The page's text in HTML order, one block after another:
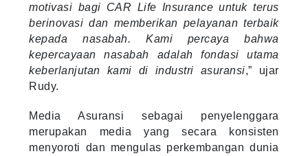
motivasi bagi CAR Life Insurance untuk terus
berinovasi dan memberikan pelayanan terbaik
kepada nasabah. Kami percaya bahwa
kepercayaan nasabah adalah fondasi utama
keberlanjutan kami di industri asuransi,” ujar
Rudy.
Media Asuransi sebagai penyelenggara
merupakan media yang secara konsisten
menyoroti dan mengulas perkembangan dunia